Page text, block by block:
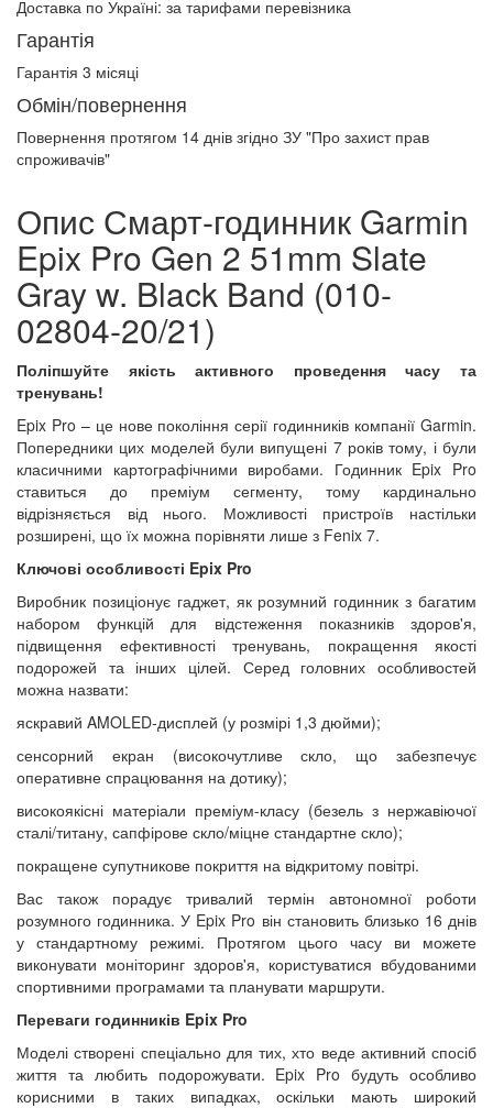
Доставка по Україні: за тарифами перевізника
Гарантія
Гарантія 3 місяці
Обмін/повернення
Повернення протягом 14 днів згідно ЗУ "Про захист прав
спроживачів"
Опис Смарт-годинник Garmin
Epix Pro Gen 2 51mm Slate
Gray w. Black Band (010-
02804-20/21)
Поліпшуйте якість активного проведення часу та
тренувань!
Epix Pro – це нове покоління серії годинників компанії Garmin.
Попередники цих моделей були випущені 7 років тому, і були
класичними картографічними виробами. Годинник Epix Pro
ставиться до преміум сегменту, тому кардинально
відрізняється від нього. Можливості пристроїв настільки
розширені, що їх можна порівняти лише з Fenix 7.
Ключові особливості Epix Pro
Виробник позиціонує гаджет, як розумний годинник з багатим
набором функцій для відстеження показників здоров'я,
підвищення ефективності тренувань, покращення якості
подорожей та інших цілей. Серед головних особливостей
можна назвати:
яскравий AMOLED-дисплей (у розмірі 1,3 дюйми);
сенсорний екран (високочутливе скло, що забезпечує
оперативне спрацювання на дотику);
високоякісні матеріали преміум-класу (безель з нержавіючої
сталі/титану, сапфірове скло/міцне стандартне скло);
покращене супутникове покриття на відкритому повітрі.
Вас також порадує тривалий термін автономної роботи
розумного годинника. У Epix Pro він становить близько 16 днів
у стандартному режимі. Протягом цього часу ви можете
виконувати моніторинг здоров'я, користуватися вбудованими
спортивними програмами та планувати маршрути.
Переваги годинників Epix Pro
Моделі створені спеціально для тих, хто веде активний спосіб
життя та любить подорожувати. Epix Pro будуть особливо
корисними в таких випадках, оскільки мають широкий